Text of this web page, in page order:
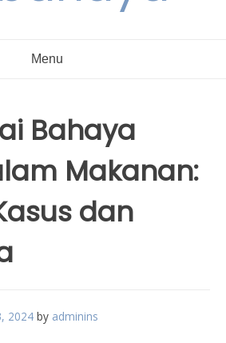
Menu
Bahaya
Makanan:
dan
2024 by adminins